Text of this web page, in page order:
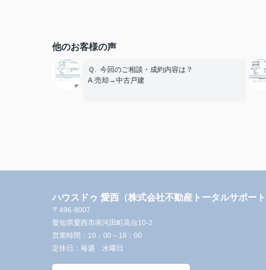
他のお客様の声
Ｑ. 今回のご相談・成約内容は？
A.売却→中古戸建
き下さい。
A.頑張っていただきました。
ハウスドゥ 愛西（株式会社不動産トータルサポート
〒496-8007
愛知県愛西市南河田町高台10-2
営業時間： 10：00～18：00
定休日： 毎週 水曜日